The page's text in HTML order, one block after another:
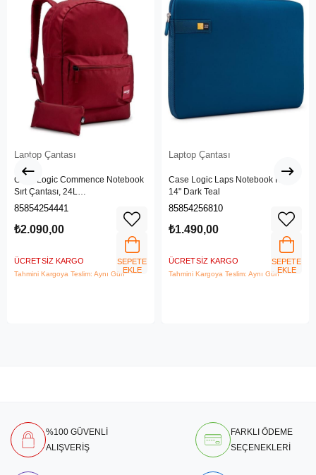
Laptop Çantası
Case Logic Commence Notebook
Sırt Çantası, 24L
PomegranateRed
85854254441
₺2.090,00
ÜCRETSIZ KARGO
Tahmini Kargoya Teslim: Aynı Gün
SEPETE
EKLE
Laptop Çantası
Case Logic Laps Notebook Kılıfı
14" Dark Teal
85854256810
₺1.490,00
ÜCRETSIZ KARGO
Tahmini Kargoya Teslim: Aynı Gün
SEPETE
EKLE
%100 GÜVENLİ
ALIŞVERİŞ
FARKLI ÖDEME
SEÇENEKLERİ